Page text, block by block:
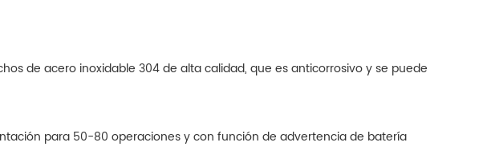
de acero inoxidable 304 de alta calidad, que es anticorrosivo y se puede
para 50-80 operaciones y con función de advertencia de batería